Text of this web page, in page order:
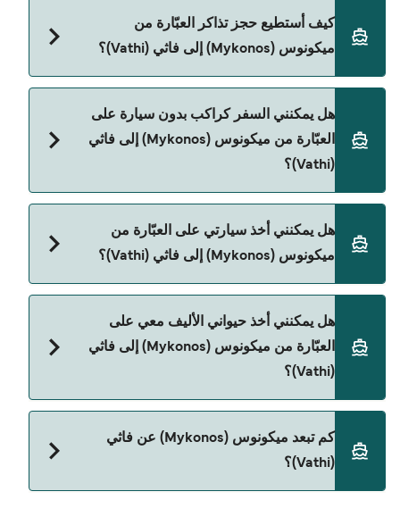
ميكونوس (Mykonos) إلى فاثي (Vathi).
كيف أستطيع حجز تذاكر العبّارة من
ميكونوس (Mykonos) إلى فاثي (Vathi)؟
صفحة العروض لمعرفة أحدث التخفيضات.
هل يمكنني السفر كراكب بدون سيارة على
العبّارة من ميكونوس (Mykonos) إلى فاثي
(Vathi)؟
نعم، يمكنك السفر كراكب بدون سيارة من ميكونوس
(Mykonos) إلى فاثي (Vathi) مع:
هل يمكنني أخذ سيارتي على العبّارة من
ميكونوس (Mykonos) إلى فاثي (Vathi)؟
نعم، يمكنك السفر مع سيارتك على العبّارة من ميكونوس
Blue Star Ferries
هل يمكنني أخذ حيواني الأليف معي على
العبّارة من ميكونوس (Mykonos) إلى فاثي
(Vathi)؟
إلى جواز سفر للحيوان. يرجى مراجعة تعليمات شركات
العبّارات بخصوص الحيوانات. حالياً يمكنك أخذ حيواناتك
الأليفة على العبّارة مع:
كم تبعد ميكونوس (Mykonos) عن فاثي
(Vathi)؟